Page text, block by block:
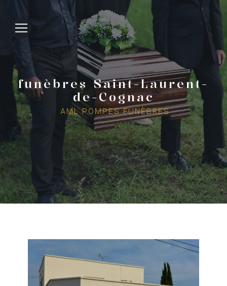
funèbres Saint-Laurent-
de-Cognac
AML POMPES FUNÈBRES
Panneau de gestion des cookies